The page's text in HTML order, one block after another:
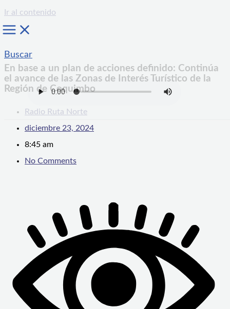
Ir al contenido
Buscar
En base a un plan de acciones definido: Continúa
el avance de las Zonas de Interés Turístico de la
Región de Coquimbo
Radio Ruta Norte
diciembre 23, 2024
8:45 am
No Comments